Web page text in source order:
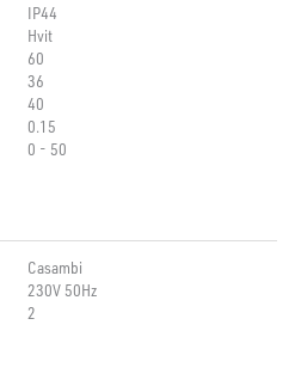
IP44
Hvit
60
36
40
0.15
0 - 50
Casambi
230V 50Hz
2